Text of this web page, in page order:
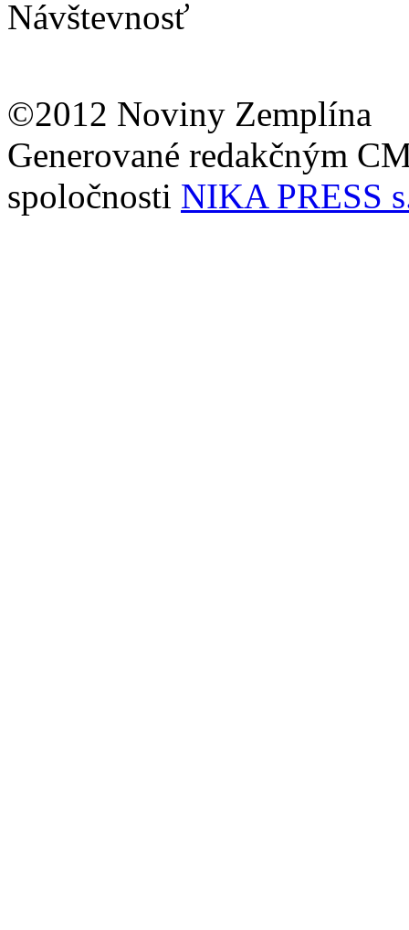
Návštevnosť
©2012 Noviny Zemplína
Generované redakčným
spoločnosti NIKA PRESS